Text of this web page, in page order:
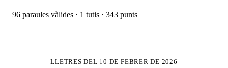
96 paraules vàlides · 1 tutis · 343 punts
LLETRES DEL 10 DE FEBRER DE 2026